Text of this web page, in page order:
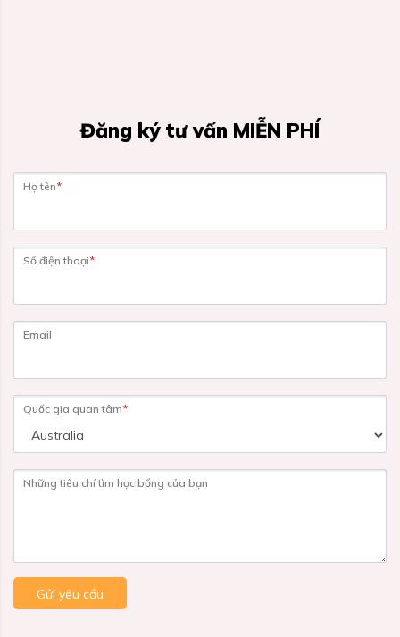
Đăng ký tư vấn MIỄN PHÍ
Họ tên*
Số điện thoại*
Email
Quốc gia quan tâm*
Những tiêu chí tìm học bổng của bạn
Gửi yêu cầu